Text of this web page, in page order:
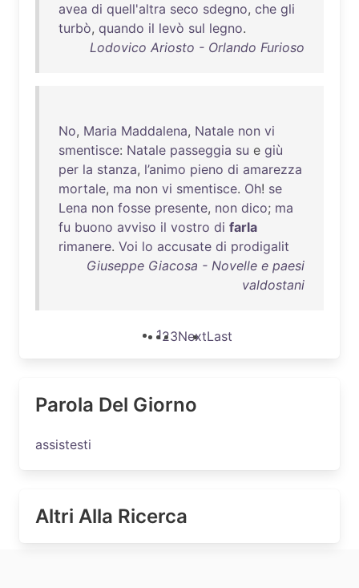
avea di quell'altra seco sdegno, che gli
turbò, quando il levò sul legno.
Lodovico Ariosto - Orlando Furioso
No, Maria Maddalena, Natale non vi
smentisce: Natale passeggia su e giù
per la stanza, l’animo pieno di amarezza
mortale, ma non vi smentisce. Oh! se
Lena non fosse presente, non dico; ma
fu buono avviso il vostro di farla
rimanere. Voi lo accusate di prodigalit
Giuseppe Giacosa - Novelle e paesi
valdostani
123NextLast
Parola Del Giorno
assistesti
Altri Alla Ricerca